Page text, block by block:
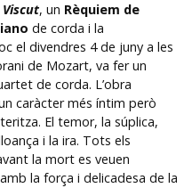
Viscut, un Rèquiem de
de corda i la
el divendres 4 de juny a les
de Mozart, va fer un
de corda. L’obra
caràcter més íntim però
El temor, la súplica,
i la ira. Tots els
la mort es veuen
la força i delicadesa de la